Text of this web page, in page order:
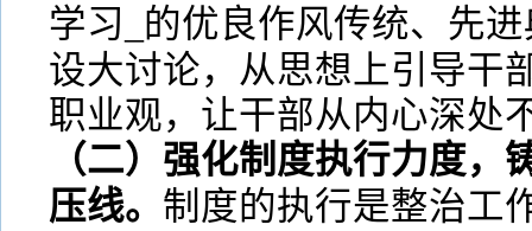
学习_的优良作风传统、先
设大讨论，从思想上引导干
职业观，让干部从内心深处
（二）强化制度执行力度，
压线。 制度的执行是整治工